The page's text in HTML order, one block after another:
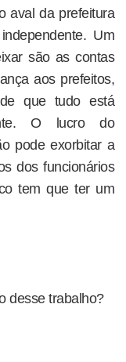
aval da prefeitura
Um
são as contas
aos prefeitos,
que tudo está
O lucro do
pode exorbitar a
dos funcionários
tem que ter um
desse trabalho?